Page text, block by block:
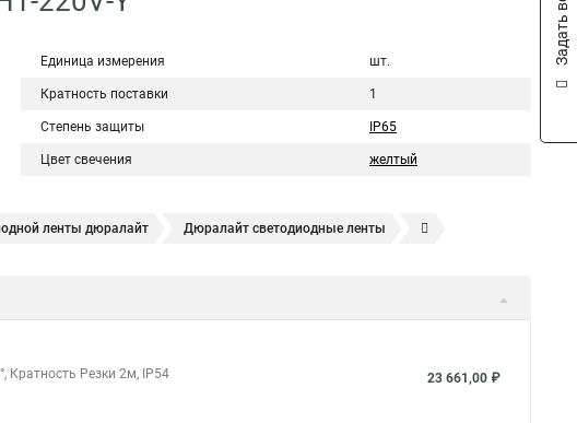
Единица измерения шт.
Кратность поставки 1
Степень защиты IP65
Цвет свечения желтый
ленты дюралайт Дюралайт светодиодные ленты
Гирлянда дюралайт что это Светодиодный дюралайт что это
Кратность Резки 2м, IP54 23 661,00 ₽